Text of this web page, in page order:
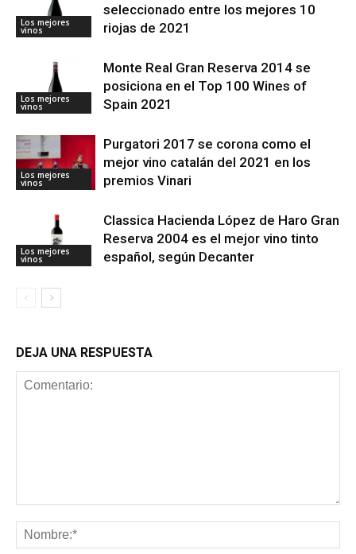
Los mejores
vinos
seleccionado entre los mejores 10
riojas de 2021
Los mejores
vinos
Monte Real Gran Reserva 2014 se
posiciona en el Top 100 Wines of
Spain 2021
Los mejores
vinos
Purgatori 2017 se corona como el
mejor vino catalán del 2021 en los
premios Vinari
Los mejores
vinos
Classica Hacienda López de Haro Gran
Reserva 2004 es el mejor vino tinto
español, según Decanter
DEJA UNA RESPUESTA